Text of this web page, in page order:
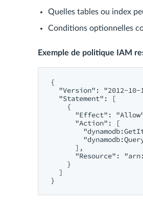
Quelles tables ou index
Conditions optionnelles
Exemple de politique IAM
{
"Version": "2012-10-
  "Statement": [
    {
"Effect":
      "Action": [
      ],
"Resource":
    }
  ]